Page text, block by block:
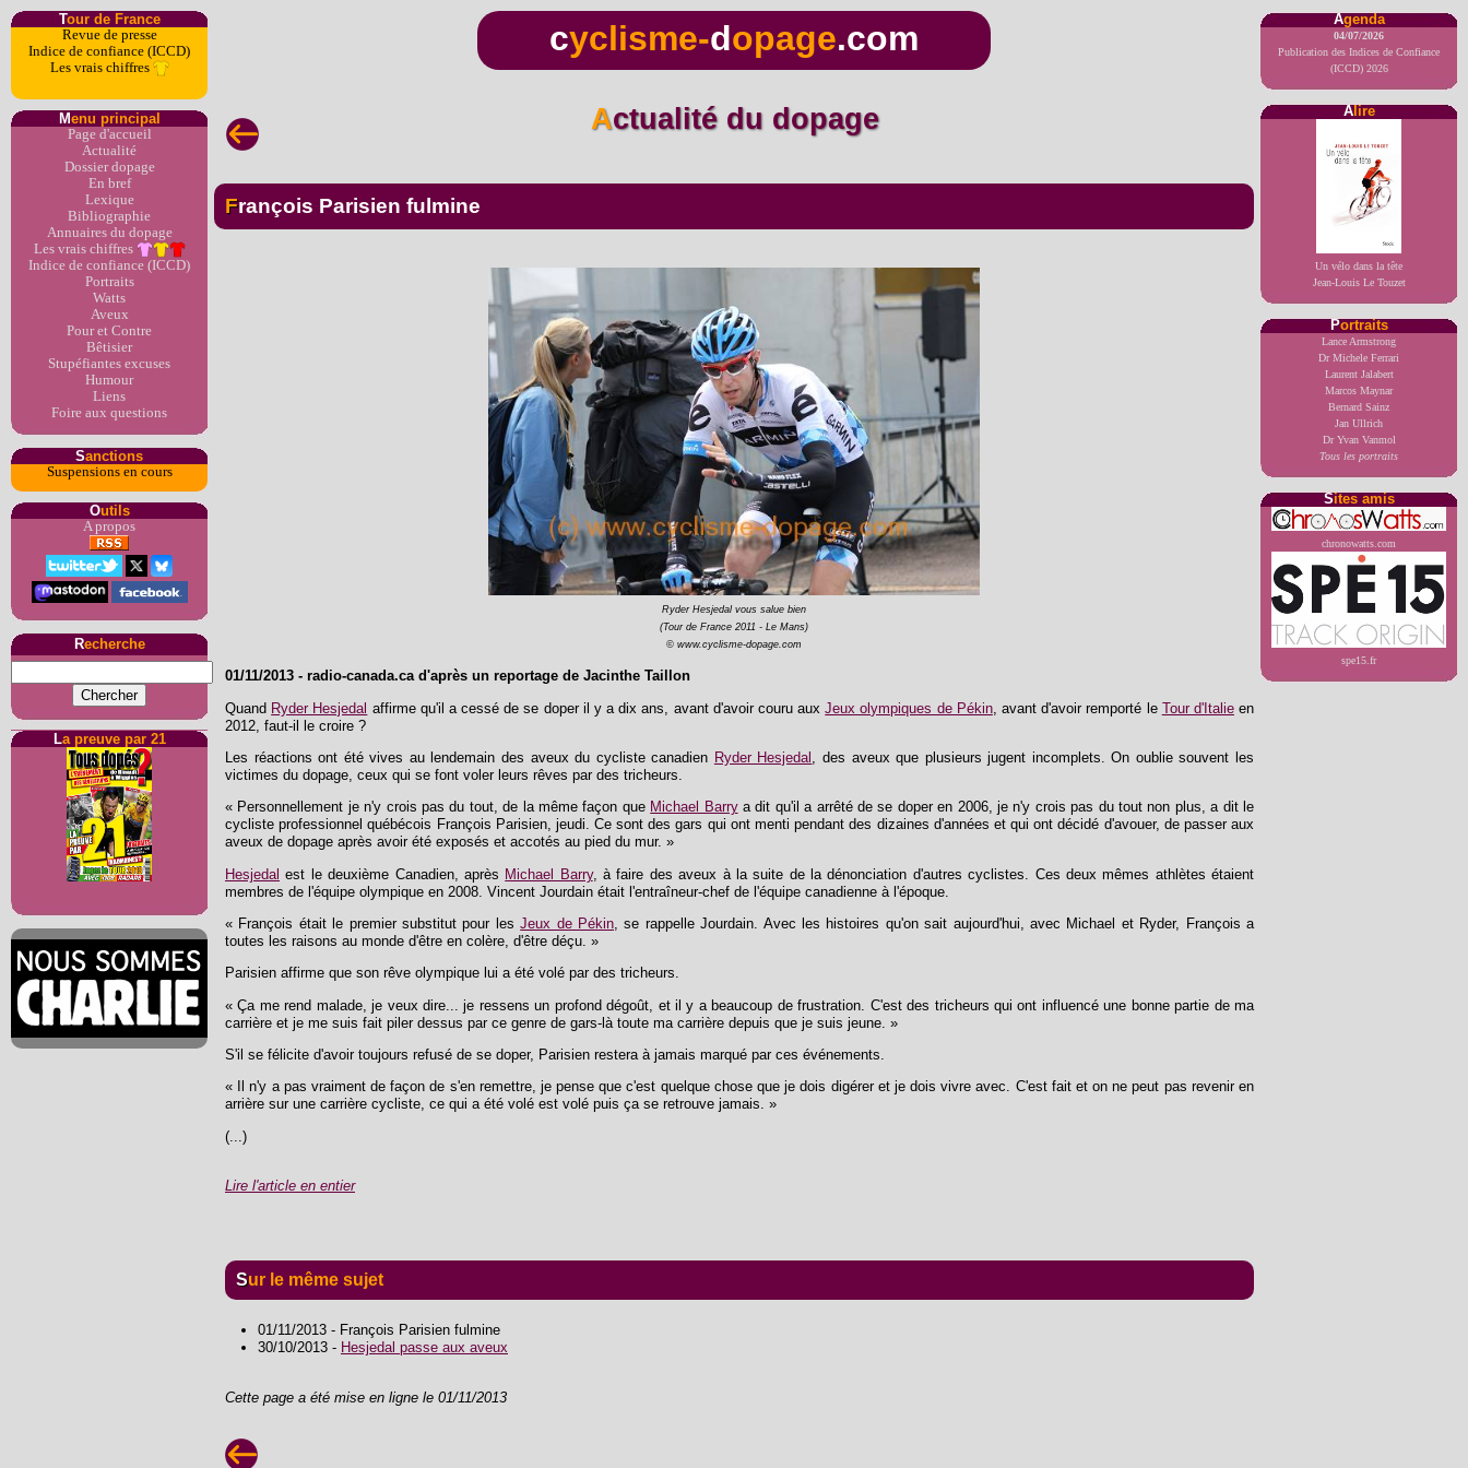
Tour de France
Revue de presse
Indice de confiance (ICCD)
Les vrais chiffres
Menu principal
Page d'accueil
Actualité
Dossier dopage
En bref
Lexique
Bibliographie
Annuaires du dopage
Les vrais chiffres
Indice de confiance (ICCD)
Portraits
Watts
Aveux
Pour et Contre
Bêtisier
Stupéfiantes excuses
Humour
Liens
Foire aux questions
Sanctions
Suspensions en cours
Outils
A propos
Recherche
La preuve par 21
Agenda
04/07/2026
Publication des Indices de Confiance
(ICCD) 2026
Alire
Un vélo dans la tête
Jean-Louis Le Touzet
Portraits
Lance Armstrong
Dr Michele Ferrari
Laurent Jalabert
Marcos Maynar
Bernard Sainz
Jan Ullrich
Dr Yvan Vanmol
Tous les portraits
Sites amis
chronowatts.com
spe15.fr
cyclisme-dopage.com
Actualité du dopage
François Parisien fulmine
Ryder Hesjedal vous salue bien
(Tour de France 2011 - Le Mans)
© www.cyclisme-dopage.com
01/11/2013 - radio-canada.ca d'après un reportage de Jacinthe Taillon
Quand Ryder Hesjedal affirme qu'il a cessé de se doper il y a dix ans, avant d'avoir couru auxJeux olympiques de Pékin, avant d'avoir remporté le Tour d'Italieen
2012, faut-il le croire ?
Les réactions ont été vives au lendemain des aveux du cycliste canadien Ryder Hesjedal
, des aveux que plusieurs jugent incomplets. On oublie souvent les
victimes du dopage, ceux qui se font voler leurs rêves par des tricheurs.
« Personnellement je n'y crois pas du tout, de la même façon que Michael Barrya dit qu'il a arrêté de se doper en 2006, je n'y crois pas du tout non plus, a dit le
cycliste professionnel québécois François Parisien, jeudi. Ce sont des gars qui ont menti pendant des dizaines d'années et qui ont décidé d'avouer, de passer aux
aveux de dopage après avoir été exposés et accotés au pied du mur. »
Hesjedal est le deuxième Canadien, après Michael Barry, à faire des aveux à la suite de la dénonciation d'autres cyclistes. Ces deux mêmes athlètes étaient
membres de l'équipe olympique en 2008. Vincent Jourdain était l'entraîneur-chef de l'équipe canadienne à l'époque.
« François était le premier substitut pour lesJeux de Pékin , se rappelle Jourdain. Avec les histoires qu'on sait aujourd'hui, avec Michael et Ryder, François a
toutes les raisons au monde d'être en colère, d'être déçu. »
Parisien affirme que son rêve olympique lui a été volé par des tricheurs.
« Ça me rend malade, je veux dire... je ressens un profond dégoût, et il y a beaucoup de frustration. C'est des tricheurs qui ont influencé une bonne partie de ma
carrière et je me suis fait piler dessus par ce genre de gars-là toute ma carrière depuis que je suis jeune. »
S'il se félicite d'avoir toujours refusé de se doper, Parisien restera à jamais marqué par ces événements.
« Il n'y a pas vraiment de façon de s'en remettre, je pense que c'est quelque chose que je dois digérer et je dois vivre avec. C'est fait et on ne peut pas revenir en
arrière sur une carrière cycliste, ce qui a été volé est volé puis ça se retrouve jamais. »
(...)
Lire l'article en entier
Sur le même sujet
01/11/2013 - François Parisien fulmine
30/10/2013 - Hesjedal passe aux aveux
Cette page a été mise en ligne le 01/11/2013